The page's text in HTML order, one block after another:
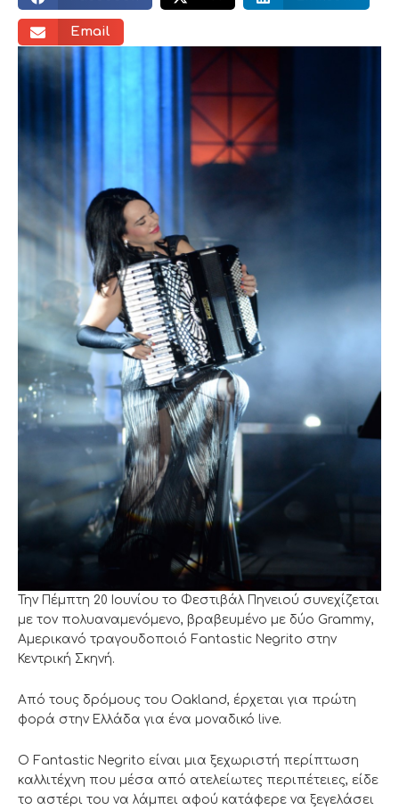
Email
Την Πέμπτη 20 Ιουνίου το Φεστιβάλ Πηνειού συνεχίζεται
με τον πολυαναμενόμενο, βραβευμένο με δύο Grammy,
Αμερικανό τραγουδοποιό Fantastic Negrito στην
Κεντρική Σκηνή.
Aπό τους δρόμους του Oakland, έρχεται για πρώτη
φορά στην Ελλάδα για ένα μοναδικό live.
Ο Fantastic Negrito είναι μια ξεχωριστή περίπτωση
καλλιτέχνη που μέσα από ατελείωτες περιπέτειες, είδε
το αστέρι του να λάμπει αφού κατάφερε να ξεγελάσει